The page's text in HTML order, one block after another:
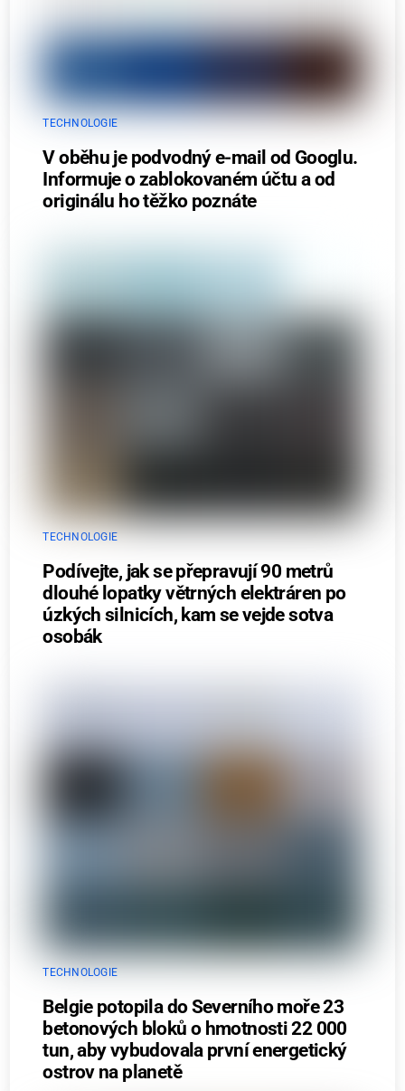
TECHNOLOGIE
V oběhu je podvodný e-mail od Googlu.
Informuje o zablokovaném účtu a od
originálu ho těžko poznáte
TECHNOLOGIE
Podívejte, jak se přepravují 90 metrů
dlouhé lopatky větrných elektráren po
úzkých silnicích, kam se vejde sotva
osobák
TECHNOLOGIE
Belgie potopila do Severního moře 23
betonových bloků o hmotnosti 22 000
tun, aby vybudovala první energetický
ostrov na planetě